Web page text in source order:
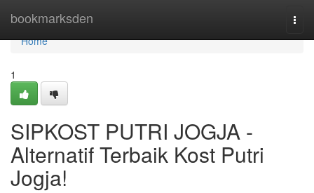
bookmarksden
Home
Home
1
SIPKOST PUTRI JOGJA -
Alternatif Terbaik Kost Putri
Jogja!